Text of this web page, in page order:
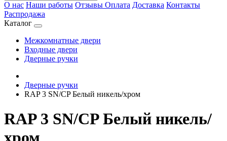
О нас Наши работы Отзывы Оплата Доставка Контакты
Распродажа
Каталог
Межкомнатные двери
Входные двери
Дверные ручки
Дверные ручки
RAP 3 SN/CP Белый никель/хром
RAP 3 SN/CP Белый никель/